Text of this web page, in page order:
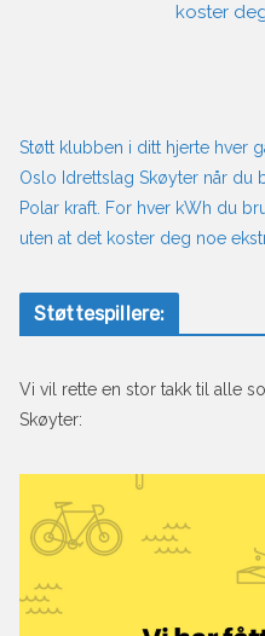
koster
Støtt klubben i ditt hjerte hver
Oslo Idrettslag Skøyter når du
Polar kraft. For hver kWh du
uten at det koster deg noe
Støttespillere:
Vi vil rette en stor takk til alle
Skøyter: